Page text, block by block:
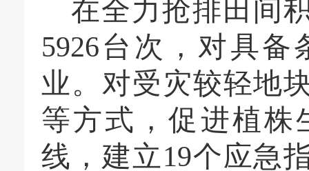
在全力抢排田间
5926台次，对具
业。对受灾较轻地
等方式，促进植株
线，建立19个应急